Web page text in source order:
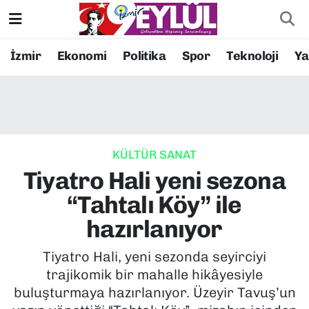
İzmir Ekonomi Politika Spor Teknoloji
KÜLTÜR SANAT
Tiyatro Hali yeni sezona
“Tahtalı Köy” ile
hazırlanıyor
Tiyatro Hali, yeni sezonda seyirciyi
trajikomik bir mahalle hikâyesiyle
buluşturmaya hazırlanıyor. Üzeyir Tavuş’un
Resmi İlanlar
EKONOMİ
KÜLTÜR SANAT
MAGAZİN
POLİTİKA
Konak Nöbetçi Eczaneler
Süper Lig Puan Durumu ve Fikstür
Tüm Manşetler
Son Dakika Haberleri
Haber Arşivi